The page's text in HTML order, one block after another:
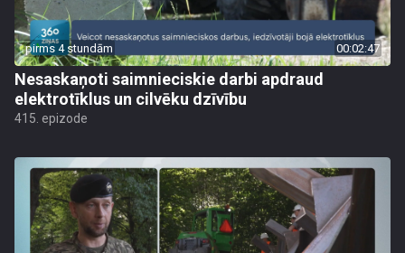
pirms 4 stundām 00:02:47
Nesaskaņoti saimnieciskie darbi apdraud
elektrotīklus un cilvēku dzīvību
415. epizode